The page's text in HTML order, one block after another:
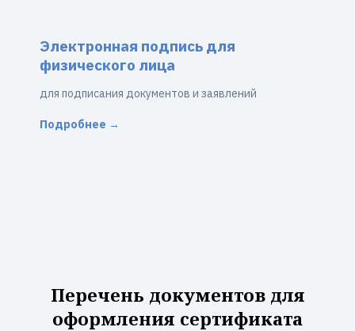
Электронная подпись для
физического лица
для подписания документов и заявлений
Подробнее →
Перечень документов для
оформления сертификата